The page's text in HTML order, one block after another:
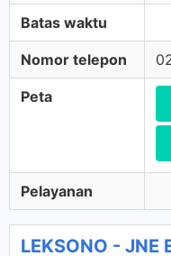
Batas waktu
Nomor telepon
Peta
Pelayanan
LEKSONO -